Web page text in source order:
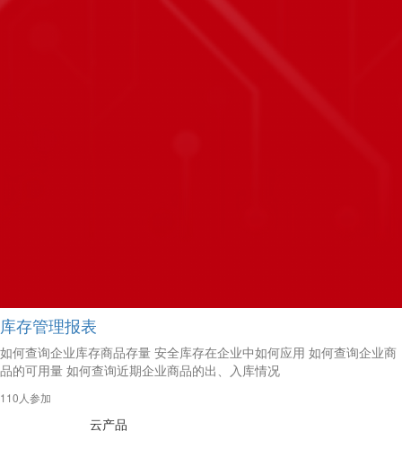
库存管理报表
如何查询企业库存商品存量 安全库存在企业中如何应用 如何查询企业商
品的可用量 如何查询近期企业商品的出、入库情况
110人参加
云产品